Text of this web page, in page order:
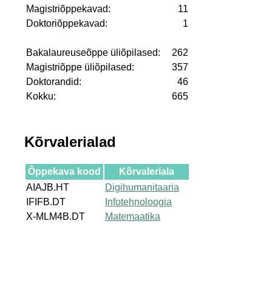
Magistriõppekavad:
11
Doktoriõppekavad:
1
Bakalaureuseõppe üliõpilased:
262
Magistriõppe üliõpilased:
357
Doktorandid:
46
Kokku:
665
Kõrvalerialad
Õppekava kood
Kõrvaleriala
AIAJB.HT
Digihumanitaaria
IFIFB.DT
Infotehnoloogia
X-MLM4B.DT
Matemaatika